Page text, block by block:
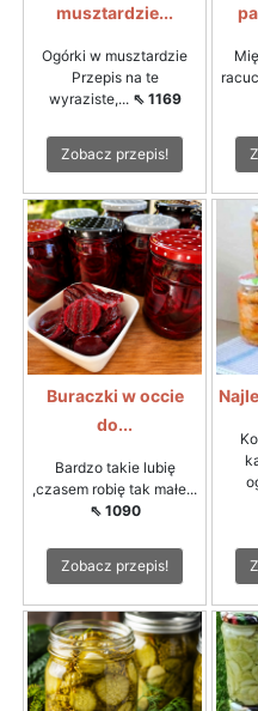
musztardzie...
Ogórki w musztardzie
Przepis na te
wyraziste,... ⇖ 1169
Zobacz przepis!
Buraczki w occie
do...
Bardzo takie lubię
,czasem robię tak małe...
⇖ 1090
Zobacz przepis!